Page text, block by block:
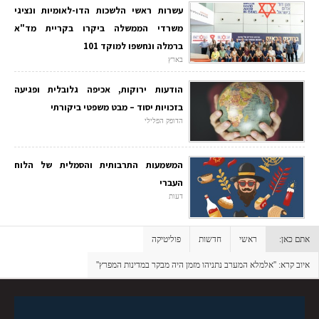
עשרות ראשי הלשכות הדו-לאומיות ונציגי
משרדי הממשלה ביקרו בקריית מד"א
ברמלה ונחשפו למוקד 101
בארץ
הודעות ירוקות, אכיפה גלובלית ופגיעה
בזכויות יסוד – מבט משפטי ביקורתי
הדופק הפלילי
המשמעות התרבותית והסמלית של הלוח
העברי
דעות
אתם כאן: ראשי חדשות פוליטיקה
איוב קרא: ''אלמלא המערב נתניהו מזמן היה מבקר במדינות המפרץ''